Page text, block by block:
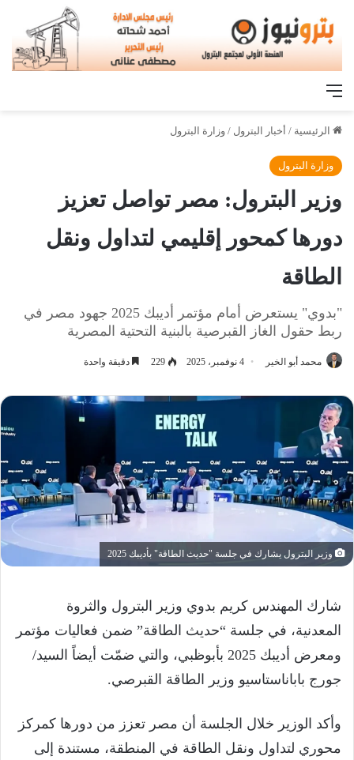
القائمة
الرئيسية / أخبار البترول / وزارة البترول
وزارة البترول
وزير البترول: مصر تواصل تعزيز
دورها كمحور إقليمي لتداول ونقل
الطاقة
"بدوي" يستعرض أمام مؤتمر أديبك 2025 جهود مصر في
ربط حقول الغاز القبرصية بالبنية التحتية المصرية
محمد أبو الخير 4 نوفمبر، 2025 229 دقيقة واحدة
وزير البترول يشارك في جلسة "حديث الطاقة" بأديبك 2025
شارك المهندس كريم بدوي وزير البترول والثروة
المعدنية، في جلسة “حديث الطاقة” ضمن فعاليات مؤتمر
ومعرض أديبك 2025 بأبوظبي، والتي ضمّت أيضاً السيد/
جورج باباناستاسيو وزير الطاقة القبرصي.
وأكد الوزير خلال الجلسة أن مصر تعزز من دورها كمركز
محوري لتداول ونقل الطاقة في المنطقة، مستندة إلى